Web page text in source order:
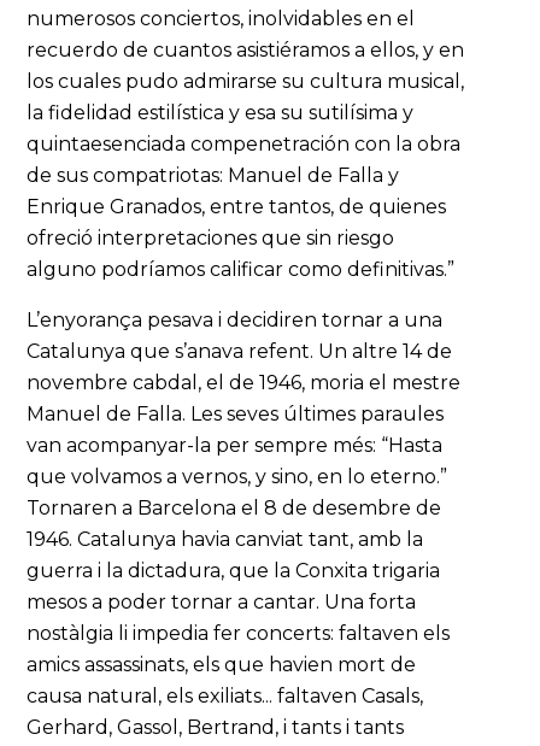
numerosos conciertos, inolvidables en el
recuerdo de cuantos asistiéramos a ellos, y en
los cuales pudo admirarse su cultura musical,
la fidelidad estilística y esa su sutilísima y
quintaesenciada compenetración con la obra
de sus compatriotas: Manuel de Falla y
Enrique Granados, entre tantos, de quienes
ofreció interpretaciones que sin riesgo
alguno podríamos calificar como definitivas.”
L’enyorança pesava i decidiren tornar a una
Catalunya que s’anava refent. Un altre 14 de
novembre cabdal, el de 1946, moria el mestre
Manuel de Falla. Les seves últimes paraules
van acompanyar-la per sempre més: “Hasta
que volvamos a vernos, y sino, en lo eterno.”
Tornaren a Barcelona el 8 de desembre de
1946. Catalunya havia canviat tant, amb la
guerra i la dictadura, que la Conxita trigaria
mesos a poder tornar a cantar. Una forta
nostàlgia li impedia fer concerts: faltaven els
amics assassinats, els que havien mort de
causa natural, els exiliats... faltaven Casals,
Gerhard, Gassol, Bertrand, i tants i tants